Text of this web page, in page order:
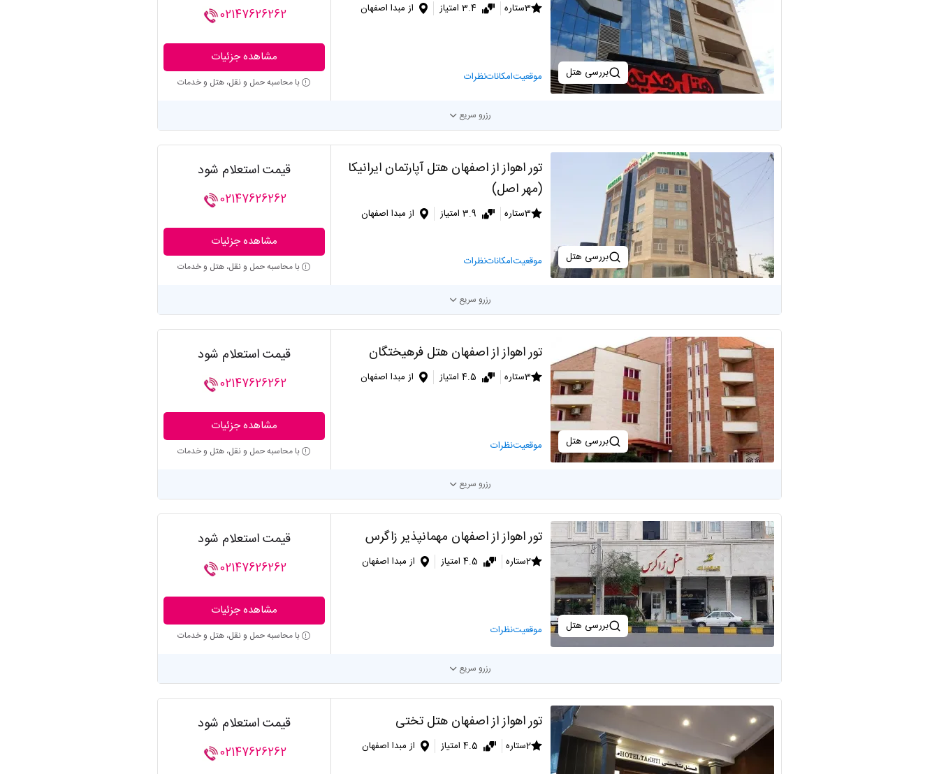
بررسی هتل
3ستاره 3.4 امتیاز از مبدا اصفهان
موقعیتامکاناتنظرات
02147626262
مشاهده جزئیات
با محاسبه حمل و نقل، هتل و خدمات
رزرو سریع
بررسی هتل
تور اهواز از اصفهان هتل آپارتمان ایرانیکا
(مهر اصل)
3ستاره 3.9 امتیاز از مبدا اصفهان
موقعیتامکاناتنظرات
قیمت استعلام شود
02147626262
مشاهده جزئیات
با محاسبه حمل و نقل، هتل و خدمات
رزرو سریع
بررسی هتل
تور اهواز از اصفهان هتل فرهیختگان
3ستاره 4.5 امتیاز از مبدا اصفهان
موقعیتنظرات
قیمت استعلام شود
02147626262
مشاهده جزئیات
با محاسبه حمل و نقل، هتل و خدمات
رزرو سریع
بررسی هتل
تور اهواز از اصفهان مهمانپذیر زاگرس
2ستاره 4.5 امتیاز از مبدا اصفهان
موقعیتنظرات
قیمت استعلام شود
02147626262
مشاهده جزئیات
با محاسبه حمل و نقل، هتل و خدمات
رزرو سریع
تور اهواز از اصفهان هتل تختی
2ستاره 4.5 امتیاز از مبدا اصفهان
قیمت استعلام شود
02147626262